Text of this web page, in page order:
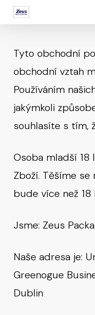
Skip
content
Tyto obchodní
obchodní vztah
Používáním
jakýmkoli
souhlasíte s tím,
Osoba mladší 18
Zboží. Těšíme se
bude více než 18
Jsme: Zeus
Naše adresa je:
Greenogue
Dublin